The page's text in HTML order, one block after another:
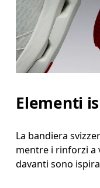
Elementi
La bandiera
mentre i rinforzi a
davanti sono